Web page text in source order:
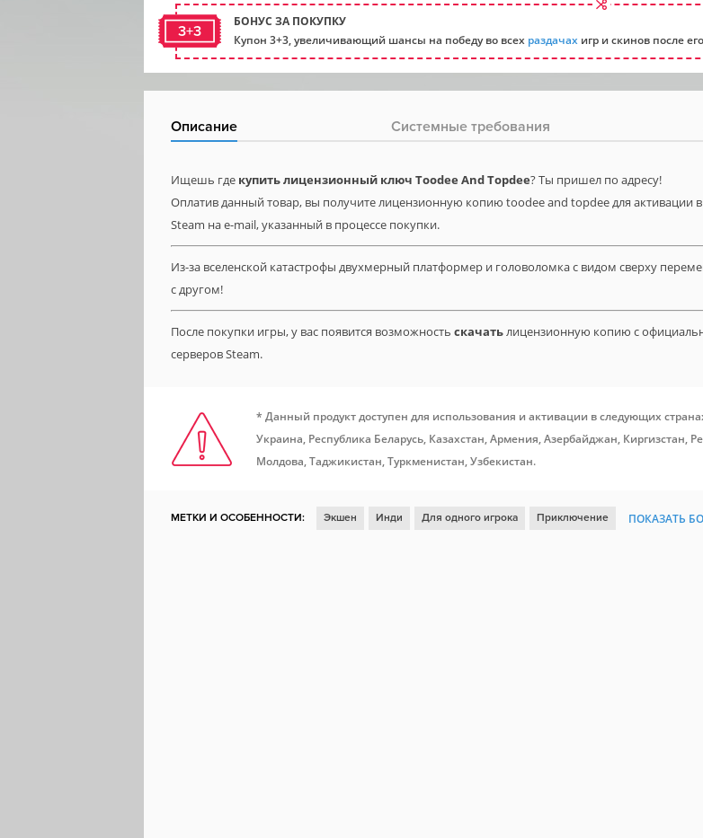
3+3
БОНУС ЗА ПОКУПКУ
Купон 3+3, увеличивающий шансы на победу во всех раздачах игр и скинов после
Описание Системные требования
Ищешь где купить лицензионный ключ Toodee And Topdee? Ты пришел по адресу!
Оплатив данный товар, вы получите лицензионную копию toodee and topdee для активации в
Steam на e-mail, указанный в процессе покупки.
Из-за вселенской катастрофы двухмерный платформер и головоломка с видом сверху
с другом!
После покупки игры, у вас появится возможность скачатьлицензионную копию с
серверов Steam.
* Данный продукт доступен для использования и активации в следующих
Украина, Республика Беларусь, Казахстан, Армения, Азербайджан, Киргизстан,
Молдова, Таджикистан, Туркменистан, Узбекистан.
МЕТКИ И ОСОБЕННОСТИ: Экшен Инди Для одного игрока Приключение ПОКАЗАТЬ